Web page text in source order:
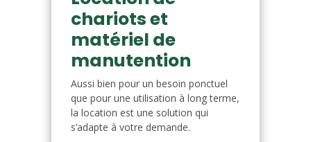
chariots et
matériel de
manutention
Aussi bien pour un besoin ponctuel
que pour une utilisation à long terme,
la location est une solution qui
s’adapte à votre demande.